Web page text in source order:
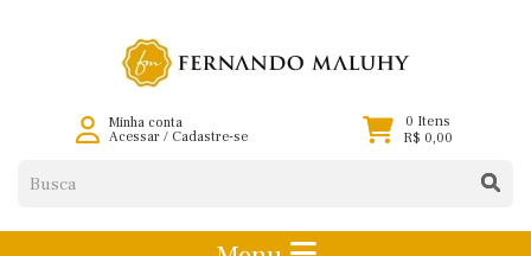
Minha conta
Acessar/ Cadastre-se
0 Itens
R$ 0,00